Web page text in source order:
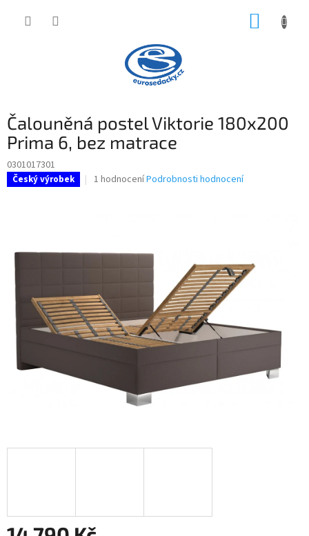
Čalouněná postel Viktorie 180x200
Prima 6, bez matrace
0301017301
Český výrobek
Průměrné
5
1 hodnoceníPodrobnosti hodnocení